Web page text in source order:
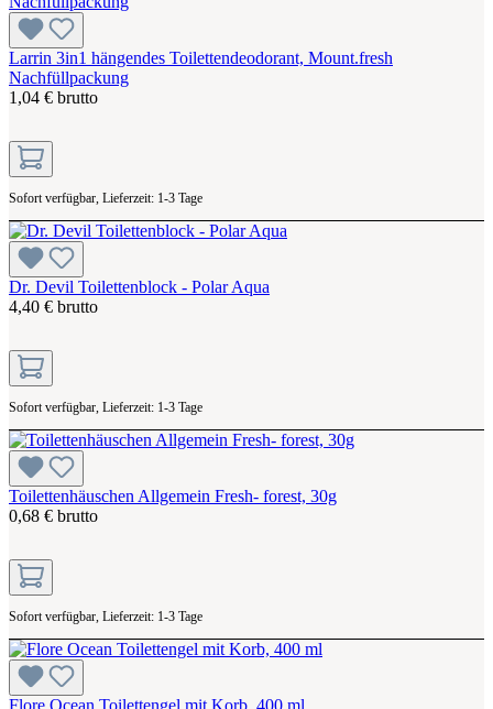
Larrin 3in1 hängendes Toilettendeodorant, Mount.fresh
Nachfüllpackung
1,04 € brutto
Sofort verfügbar, Lieferzeit: 1-3 Tage
Dr. Devil Toilettenblock - Polar Aqua
4,40 € brutto
Sofort verfügbar, Lieferzeit: 1-3 Tage
Toilettenhäuschen Allgemein Fresh- forest, 30g
0,68 € brutto
Sofort verfügbar, Lieferzeit: 1-3 Tage
Flore Ocean Toilettengel mit Korb, 400 ml